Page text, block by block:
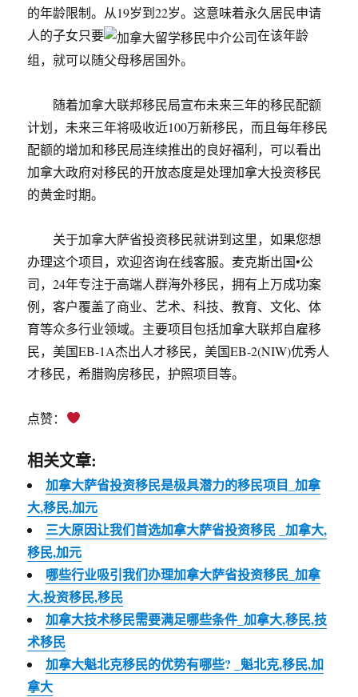
的年龄限制。从19岁到22岁。这意味着永久居民申请
人的子女只要
在该年龄
组，就可以随父母移居国外。
随着加拿大联邦移民局宣布未来三年的移民配额
计划，未来三年将吸收近100万新移民，而且每年移民
配额的增加和移民局连续推出的良好福利，可以看出
加拿大政府对移民的开放态度是处理加拿大投资移民
的黄金时期。
关于加拿大萨省投资移民就讲到这里，如果您想
办理这个项目，欢迎咨询在线客服。麦克斯出国•公
司，24年专注于高端人群海外移民，拥有上万成功案
例，客户覆盖了商业、艺术、科技、教育、文化、体
育等众多行业领域。主要项目包括加拿大联邦自雇移
民，美国EB-1A杰出人才移民，美国EB-2(NIW)优秀人
才移民，希腊购房移民，护照项目等。
点赞：
相关文章:
加拿大萨省投资移民是极具潜力的移民项目_加拿
大,移民,加元
三大原因让我们首选加拿大萨省投资移民 _加拿大,
移民,加元
哪些行业吸引我们办理加拿大萨省投资移民_加拿
大,投资移民,移民
加拿大技术移民需要满足哪些条件_加拿大,移民,技
术移民
加拿大魁北克移民的优势有哪些? _魁北克,移民,加
拿大